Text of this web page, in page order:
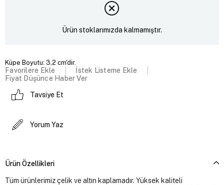
Ürün stoklarımızda kalmamıştır.
Küpe Boyutu: 3,2 cm'dir.
Favorilere Ekle
İstek Listeme Ekle
Fiyat Düşünce Haber Ver
Tavsiye Et
Yorum Yaz
Ürün Özellikleri
Tüm ürünlerimiz çelik ve altın kaplamadır. Yüksek kaliteli